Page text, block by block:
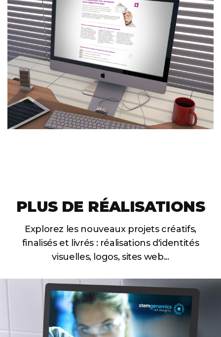
PLUS DE RÉALISATIONS
Explorez les nouveaux projets créatifs,
finalisés et livrés :réalisations d'identités
visuelles, logos, sites web...